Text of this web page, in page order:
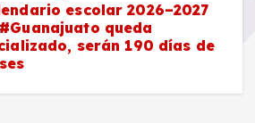
escolar 2026–2027
queda
serán 190 días de